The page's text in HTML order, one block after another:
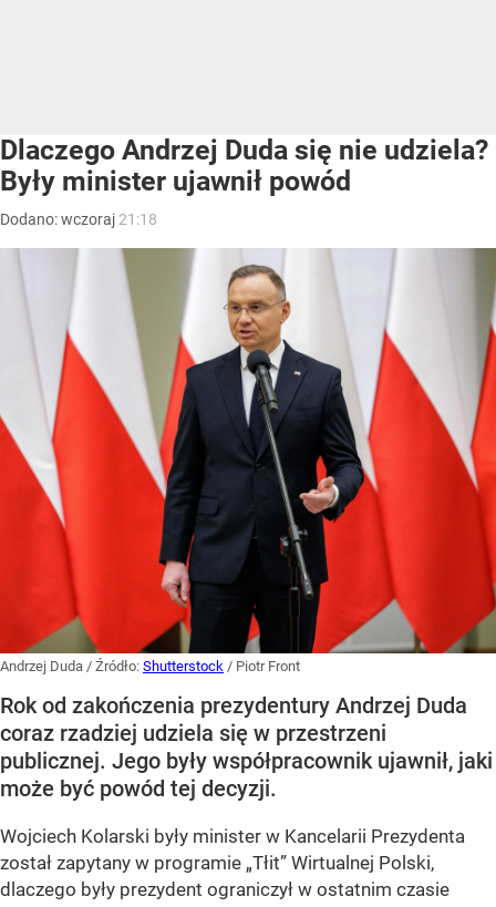
Dlaczego Andrzej Duda się nie udziela?
Były minister ujawnił powód
Dodano:wczoraj 21:18
Andrzej Duda / Źródło: Shutterstock / Piotr Front
Rok od zakończenia prezydentury Andrzej Duda
coraz rzadziej udziela się w przestrzeni
publicznej. Jego były współpracownik ujawnił, jaki
może być powód tej decyzji.
Wojciech Kolarski były minister w Kancelarii Prezydenta
został zapytany w programie „Tłit” Wirtualnej Polski,
dlaczego były prezydent ograniczył w ostatnim czasie